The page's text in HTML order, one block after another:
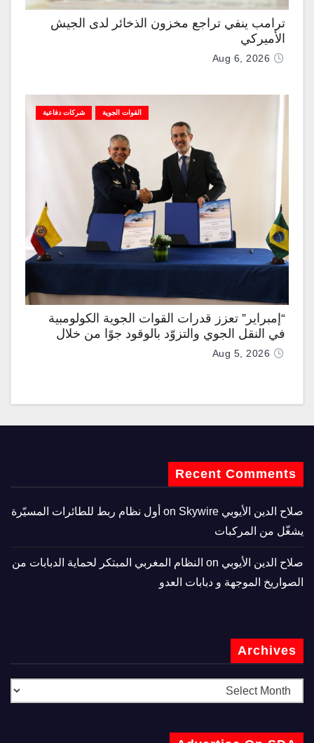
ترامب ينفي تراجع مخزون الذخائر لدى الجيش
الأميركي
Aug 6, 2026
القوات الجوية شركات دفاعية
“إمبراير” تعزز قدرات القوات الجوية الكولومبية
في النقل الجوي والتزوّد بالوقود جوًا من خلال
تزويدها بطائرتي “كيه سي-390 ميلينيوم”
Aug 5, 2026
Recent Comments
صلاح الدين الأيوبي
Skywire أول نظام ربط للطائرات المسيّرة
يشغّل من المركبات
صلاح الدين الأيوبي
النظام المغربي المبتكر لحماية الدبابات من
الصواريخ الموجهة و دبابات العدو
Archives